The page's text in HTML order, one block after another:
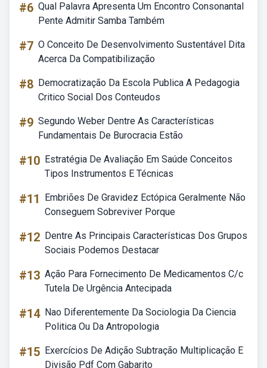
#6 Qual Palavra Apresenta Um Encontro Consonantal
Pente Admitir Samba Também
#7 O Conceito De Desenvolvimento Sustentável Dita
Acerca Da Compatibilização
#8 Democratização Da Escola Publica A Pedagogia
Critico Social Dos Conteudos
#9 Segundo Weber Dentre As Características
Fundamentais De Burocracia Estão
#10 Estratégia De Avaliação Em Saúde Conceitos
Tipos Instrumentos E Técnicas
#11
Embriões De Gravidez Ectópica Geralmente Não
Conseguem Sobreviver Porque
#12 Dentre As Principais Características Dos Grupos
Sociais Podemos Destacar
#13 Ação Para Fornecimento De Medicamentos C/c
Tutela De Urgência Antecipada
#14 Nao Diferentemente Da Sociologia Da Ciencia
Politica Ou Da Antropologia
#15 Exercícios De Adição Subtração Multiplicação E
Divisão Pdf Com Gabarito